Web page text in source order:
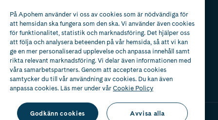
Apotek med tillstånd
av Läkemedelsverket
På Apohem använder vi oss av cookies som är nödvändiga för
att hemsidan ska fungera som den ska. Vi använder även cookies
för funktionalitet, statistik och marknadsföring. Det hjälper oss
att följa och analysera beteenden på vår hemsida, så att vi kan
ge en mer personaliserad upplevelse och anpassa innehåll samt
rikta relevant marknadsföring. Vi delar även informationen med
våra samarbetspartners. Genom att acceptera cookies
samtycker du till vår användning av cookies. Du kan även
anpassa cookies. Läs mer under vårCookie Policy
Godkänn cookies Avvisa alla